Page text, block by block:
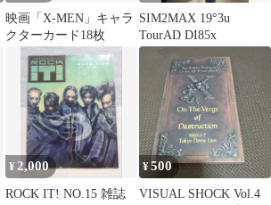
映画「X-MEN」キャラ
クターカード18枚
SIM2MAX 19°3u
TourAD DI85x
¥ 2,000
ROCK IT! NO.15 雑誌
¥500
VISUAL SHOCK Vol.4